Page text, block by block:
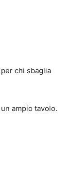
chi sbaglia
ampio tavolo.